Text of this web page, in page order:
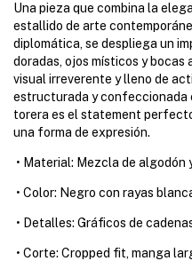
Una pieza que combina la
estallido de arte
diplomática, se despliega un
doradas, ojos místicos y
visual irreverente y lleno de
estructurada y confeccionada
torera es el statement
una forma de expresión.
• Material: Mezcla de algodón
• Color: Negro con rayas
• Detalles: Gráficos de
• Corte: Cropped fit, manga